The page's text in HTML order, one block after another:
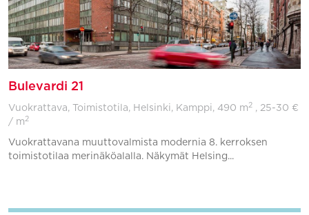
Bulevardi 21
Vuokrattava, Toimistotila, Helsinki, Kamppi, 490 m 2 , 25-30 €
/ m 2
Vuokrattavana muuttovalmista modernia 8. kerroksen
toimistotilaa merinäköalalla. Näkymät Helsing...